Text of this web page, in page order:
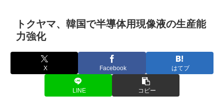
トクヤマ、韓国で半導体用現像液の生産能
力強化
X Facebook はてブ
LINE コピー